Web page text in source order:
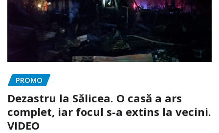
PROMO
Dezastru la Sălicea. O casă a ars
complet, iar focul s-a extins la vecini.
VIDEO